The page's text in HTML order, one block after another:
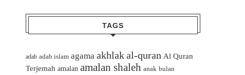
TAGS
adab adab islam agama akhlakal-quran Al Quran
Terjemah amalan amalan shaleh anak bulan